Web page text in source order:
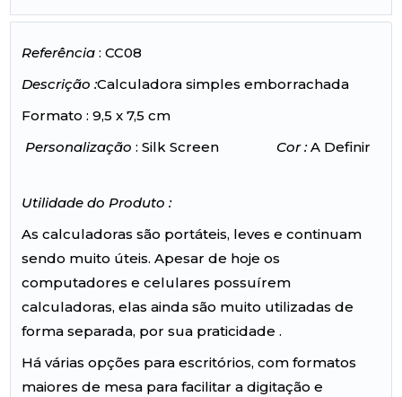
Referência : CC08
Descrição :Calculadora simples emborrachada
Formato : 9,5 x 7,5 cm
Personalização: Silk Screen Cor :A Definir
Utilidade do Produto :
As calculadoras são portáteis, leves e continuam
sendo muito úteis. Apesar de hoje os
computadores e celulares possuírem
calculadoras, elas ainda são muito utilizadas de
forma separada, por sua praticidade .
Há várias opções para escritórios, com formatos
maiores de mesa para facilitar a digitação e